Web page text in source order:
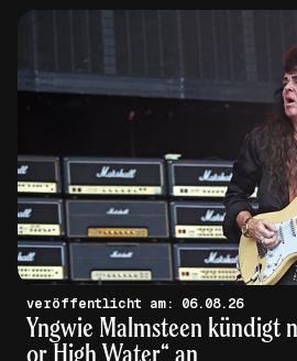
veröffentlicht am: 06.08.26
Yngwie Malmsteen kündigt
or High Water“ an